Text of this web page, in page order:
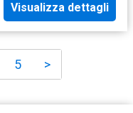
Visualizza dettagli
5 >